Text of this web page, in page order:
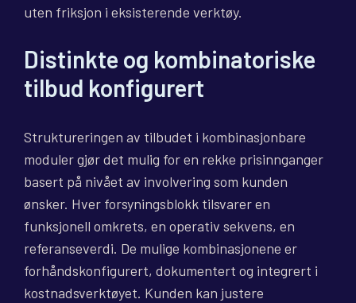
uten friksjon i eksisterende verktøy.
Distinkte og kombinatoriske
tilbud konfigurert
Struktureringen av tilbudet i kombinasjonbare
moduler gjør det mulig for en rekke prisinnganger
basert på nivået av involvering som kunden
ønsker. Hver forsyningsblokk tilsvarer en
funksjonell omkrets, en operativ sekvens, en
referanseverdi. De mulige kombinasjonene er
forhåndskonfigurert, dokumentert og integrert i
kostnadsverktøyet. Kunden kan justere